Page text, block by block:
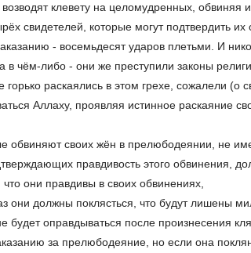
клевету на целомудренных, обвиняя
свидетелей, которые могут подтвердить
- восемьдесят ударов плетьми. И
в чём-либо - они же преступили законы
горько раскаялись в этом грехе, сожалели (о
Аллаху, проявляя истинное раскаяние
обвиняют своих жён в прелюбодеянии, не
правдивость этого обвинения,
они правдивы в своих обвинениях,
они должны поклясться, что будут лишены
будет оправдываться после произнесения
за прелюбодеяние, но если она